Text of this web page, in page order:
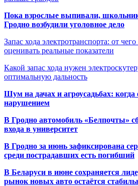
Пока взрослые выпивали,
Гродно возбудили уголовное дело
Запас хода электротранспорта: от
оценивать реальные показатели
Какой запас хода нужен
оптимальную дальность
Шум на дачах и агроусадьбах:
нарушением
В Гродно автомобиль «Белпочты»
входа в университет
В Гродно за июнь зафиксирована
среди пострадавших есть погибший
В Беларуси в июне сохраняется
рынок новых авто остаётся